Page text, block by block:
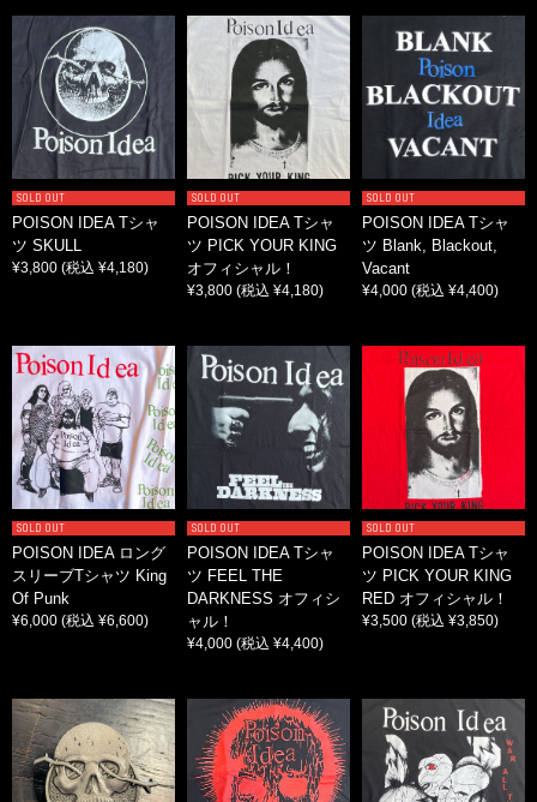
SOLD OUT
POISON IDEA Tシャ
ツ SKULL
¥3,800 (税込 ¥4,180)
SOLD OUT
POISON IDEA Tシャ
ツ PICK YOUR KING
オフィシャル！
¥3,800 (税込 ¥4,180)
SOLD OUT
POISON IDEA Tシャ
ツ Blank, Blackout,
Vacant
¥4,000 (税込 ¥4,400)
SOLD OUT
POISON IDEA ロング
スリーブTシャツ King
Of Punk
¥6,000 (税込 ¥6,600)
SOLD OUT
POISON IDEA Tシャ
ツ FEEL THE
DARKNESS オフィシ
ャル！
¥4,000 (税込 ¥4,400)
SOLD OUT
POISON IDEA Tシャ
ツ PICK YOUR KING
RED オフィシャル！
¥3,500 (税込 ¥3,850)